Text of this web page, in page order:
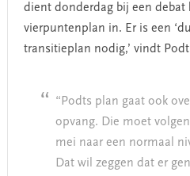
dient donderdag bij een debat
vierpuntenplan in. Er is een
transitieplan nodig,’ vindt
“Podts plan gaat ook
opvang. Die moet
mei naar een normaal
Dat wil zeggen dat er